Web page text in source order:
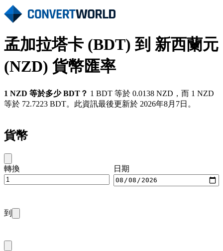
孟加拉塔卡 (BDT) 到 新西蘭元
(NZD) 貨幣匯率
1 NZD 等於多少 BDT？ 1 BDT 等於 0.0138 NZD，而 1 NZD
等於 72.7223 BDT。此資訊最後更新於 2026年8月7日。
貨幣
轉換 日期
到